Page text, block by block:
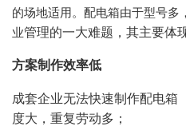
的场地适用。配电箱由于型号多
业管理的一大难题，其主要体
方案制作效率低
成套企业无法快速制作配电箱
度大，重复劳动多；